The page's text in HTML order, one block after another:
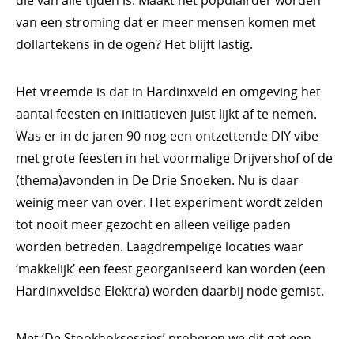
van een stroming dat er meer mensen komen met
dollartekens in de ogen? Het blijft lastig.
Het vreemde is dat in Hardinxveld en omgeving het
aantal feesten en initiatieven juist lijkt af te nemen.
Was er in de jaren 90 nog een ontzettende DIY vibe
met grote feesten in het voormalige Drijvershof of de
(thema)avonden in De Drie Snoeken. Nu is daar
weinig meer van over. Het experiment wordt zelden
tot nooit meer gezocht en alleen veilige paden
worden betreden. Laagdrempelige locaties waar
‘makkelijk’ een feest georganiseerd kan worden (een
Hardinxveldse Elektra) worden daarbij node gemist.